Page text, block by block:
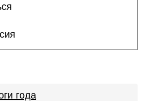
года